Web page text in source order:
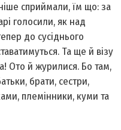
сприймали, їм що: за
голосили, як над
до сусiднього
Та ще й вiзу
Ото й журилися. Бо там,
брати, сестри,
племiнники, куми та